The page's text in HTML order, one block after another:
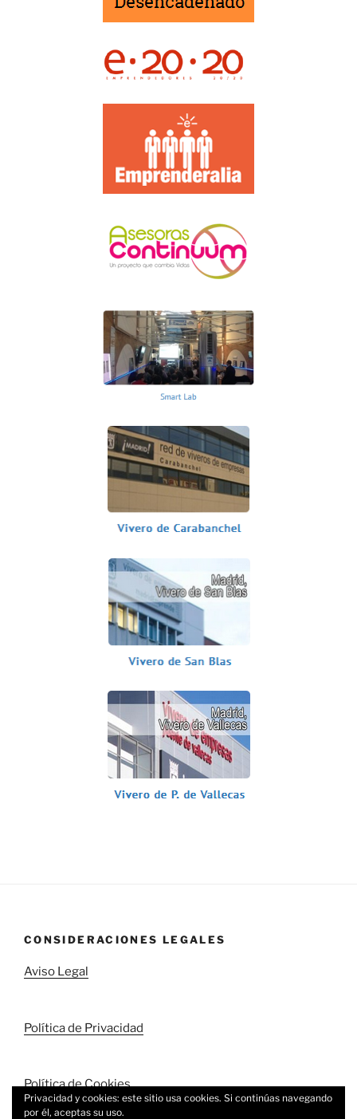
CONSIDERACIONES LEGALES
Aviso Legal
Política de Privacidad
Política de Cookies
Privacidad y cookies: este sitio usa cookies. Si continúas navegando
por él, aceptas su uso.